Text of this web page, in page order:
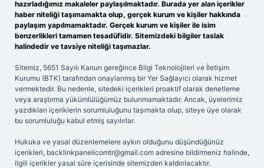
hazırladığımız makaleler paylaşılmaktadır. Burada yer alan içerikler
haber niteliği taşımamakta olup, gerçek kurum ve kişiler hakkında
paylaşım yapılmamaktadır. Gerçek kurum ve kişiler ile isim
benzerlikleri tamamen tesadüfidir. Sitemizdeki bilgiler taslak
halindedir ve tavsiye niteliği taşımazlar.
Sitemiz, 5651 Sayılı Kanun gereğince Bilgi Teknolojileri ve İletişim
Kurumu (BTK) tarafından onaylanmış bir Yer Sağlayıcı olarak hizmet
vermektedir. Bu nedenle, sitedeki içerikleri proaktif olarak denetleme
veya araştırma yükümlülüğümüz bulunmamaktadır. Ancak, üyelerimiz
yazdıkları içeriklerin sorumluluğunu taşımakta olup, siteye üye olarak
bu sorumluluğu kabul etmiş sayılırlar.
Hukuka ve yasal düzenlemelere aykırı olduğunu düşündüğünüz
içerikleri, backlinkpanelicomtr@gmail.com adresine bildirmeniz halinde,
ilgili içerikler yasal süre içerisinde sitemizden kaldırılacaktır.